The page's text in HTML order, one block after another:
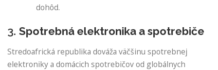
dohôd.
3. Spotrebná elektronika a spotrebiče
Stredoafrická republika dováža väčšinu spotrebnej
elektroniky a domácich spotrebičov od globálnych